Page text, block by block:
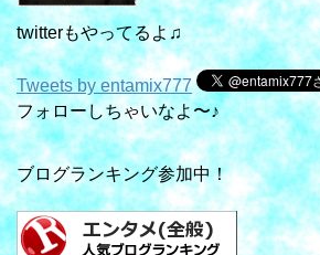
twitterもやってるよ♫
Tweets by entamix777
フォローしちゃいなよ〜♪
ブログランキング参加中！